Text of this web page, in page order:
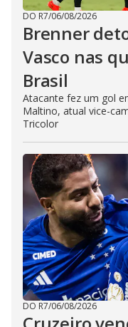
DO R7/06/08/2026
Brenner
Vasco nas
Brasil
Atacante fez um gol
Maltino, atual vice-
Tricolor
DO R7/06/08/2026